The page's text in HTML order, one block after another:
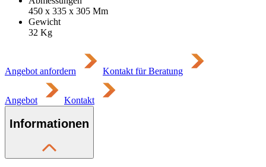
450 x 335 x 305 Mm
Gewicht
32 Kg
Angebot anfordern Kontakt für Beratung
Angebot Kontakt
Informationen